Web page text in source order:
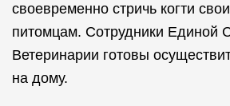
своевременно стричь когти
питомцам. Сотрудники Единой
Ветеринарии готовы
на дому.